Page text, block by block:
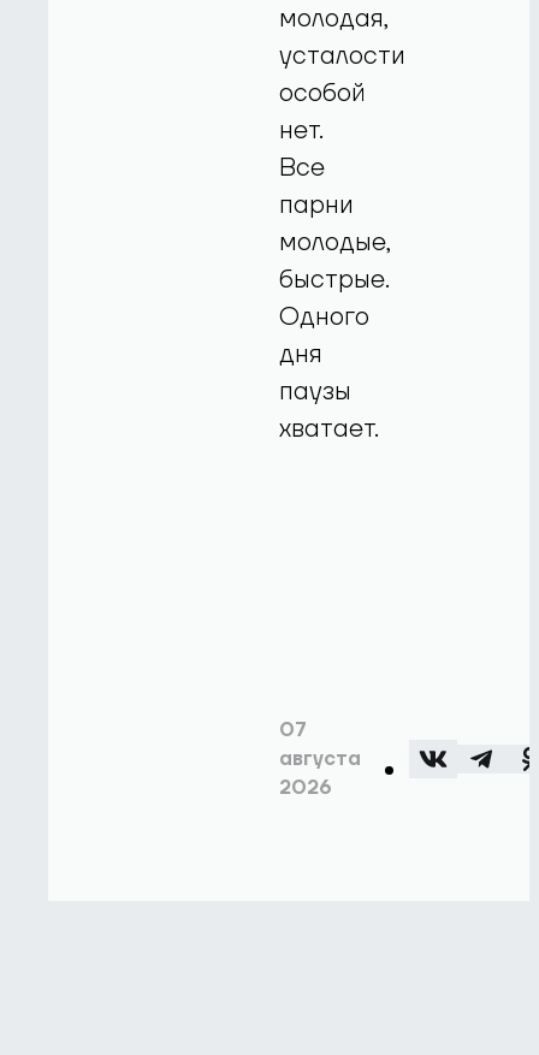
молодая,
усталости
особой
нет.
Все
парни
молодые,
быстрые.
Одного
дня
паузы
хватает.
07
августа
2026